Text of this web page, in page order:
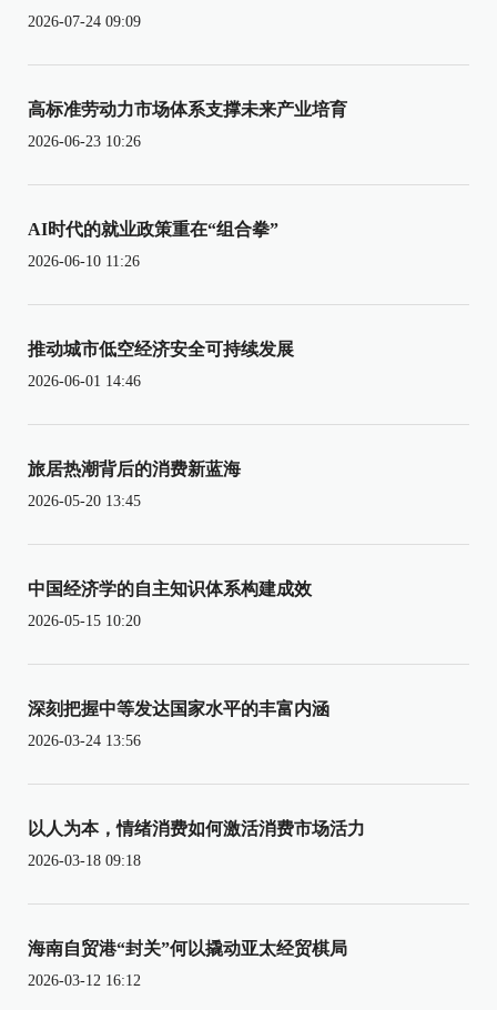
2026-07-24 09:09
高标准劳动力市场体系支撑未来产业培育
2026-06-23 10:26
AI时代的就业政策重在“组合拳”
2026-06-10 11:26
推动城市低空经济安全可持续发展
2026-06-01 14:46
旅居热潮背后的消费新蓝海
2026-05-20 13:45
中国经济学的自主知识体系构建成效
2026-05-15 10:20
深刻把握中等发达国家水平的丰富内涵
2026-03-24 13:56
以人为本，情绪消费如何激活消费市场活力
2026-03-18 09:18
海南自贸港“封关”何以撬动亚太经贸棋局
2026-03-12 16:12